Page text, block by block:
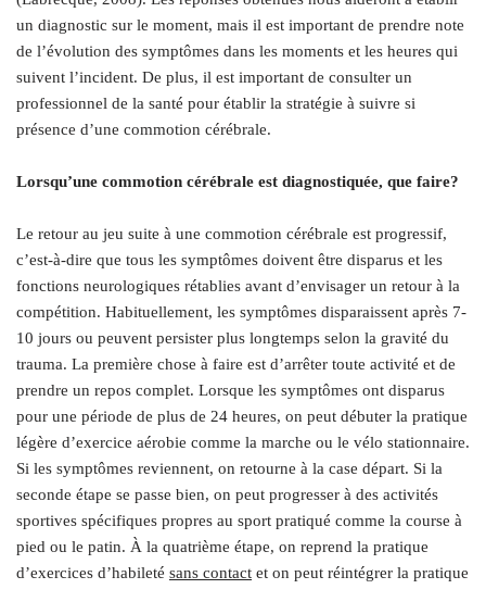
un diagnostic sur le moment, mais il est important de prendre note
de l’évolution des symptômes dans les moments et les heures qui
suivent l’incident. De plus, il est important de consulter un
professionnel de la santé pour établir la stratégie à suivre si
présence d’une commotion cérébrale.
Lorsqu’une commotion cérébrale est diagnostiquée, que faire?
Le retour au jeu suite à une commotion cérébrale est progressif,
c’est-à-dire que tous les symptômes doivent être disparus et les
fonctions neurologiques rétablies avant d’envisager un retour à la
compétition. Habituellement, les symptômes disparaissent après 7-
10 jours ou peuvent persister plus longtemps selon la gravité du
trauma. La première chose à faire est d’arrêter toute activité et de
prendre un repos complet. Lorsque les symptômes ont disparus
pour une période de plus de 24 heures, on peut débuter la pratique
légère d’exercice aérobie comme la marche ou le vélo stationnaire.
Si les symptômes reviennent, on retourne à la case départ. Si la
seconde étape se passe bien, on peut progresser à des activités
sportives spécifiques propres au sport pratiqué comme la course à
pied ou le patin. À la quatrième étape, on reprend la pratique
d’exercices d’habileté sans contact et on peut réintégrer la pratique